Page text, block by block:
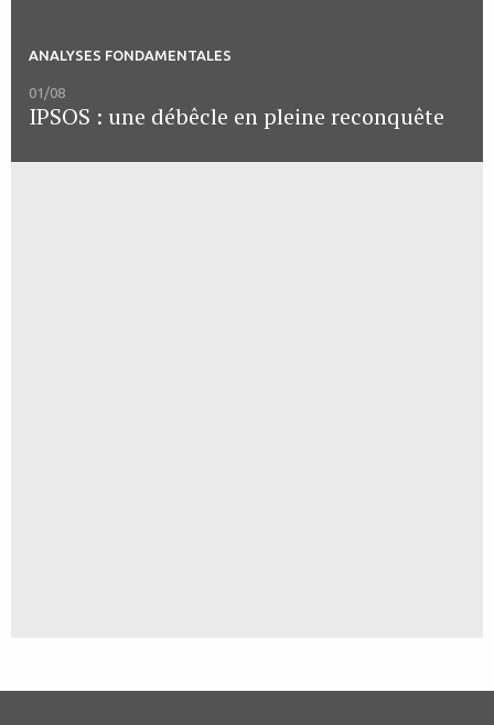
ANALYSES FONDAMENTALES
01/08
IPSOS : une débêcle en pleine reconquête